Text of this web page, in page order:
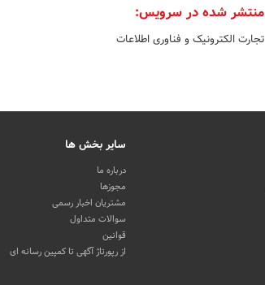
منتشر شده در سرویس:
تجارت الکترونیک و فناوری اطلاعات
سایر بخش ها
درباره ما
مجوزها
مشتریان اخبار رسمی
سوالات متداول
قوانین
از رپورتاژ آگهی تا کمپین رسانه ای